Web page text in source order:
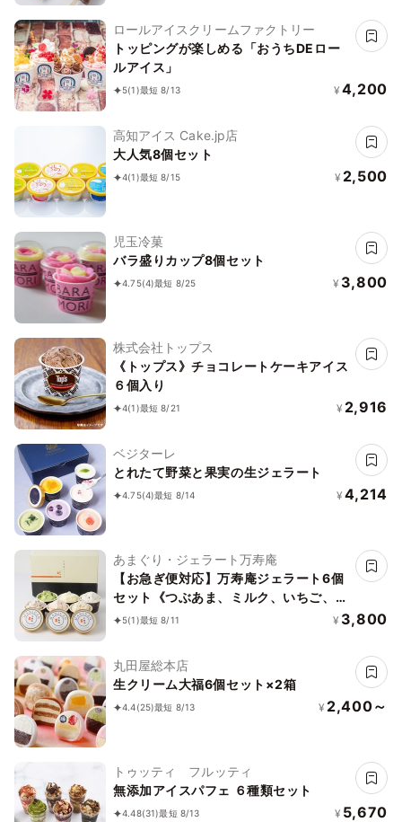
ロールアイスクリームファクトリー
トッピングが楽しめる「おうちDEロー
ルアイス」
5(1)最短 8/13 ¥ 4,200
高知アイス Cake.jp店
大人気8個セット
4(1)最短 8/15 ¥ 2,500
児玉冷菓
バラ盛りカップ8個セット
4.75(4)最短 8/25 ¥ 3,800
株式会社トップス
《トップス》チョコレートケーキアイス
６個入り
4(1)最短 8/21 ¥ 2,916
ベジターレ
とれたて野菜と果実の生ジェラート
4.75(4)最短 8/14 ¥ 4,214
あまぐり・ジェラート万寿庵
【お急ぎ便対応】万寿庵ジェラート6個
セット《つぶあま、ミルク、いちご、抹
茶、チョコチップ、クッキー＆クリーム
5(1)最短 8/11 ¥ 3,800
丸田屋総本店
生クリーム大福6個セット×2箱
4.4(25)最短 8/13 ¥ 2,400～
トゥッティ フルッティ
無添加アイスパフェ ６種類セット
4.48(31)最短 8/13 ¥ 5,670